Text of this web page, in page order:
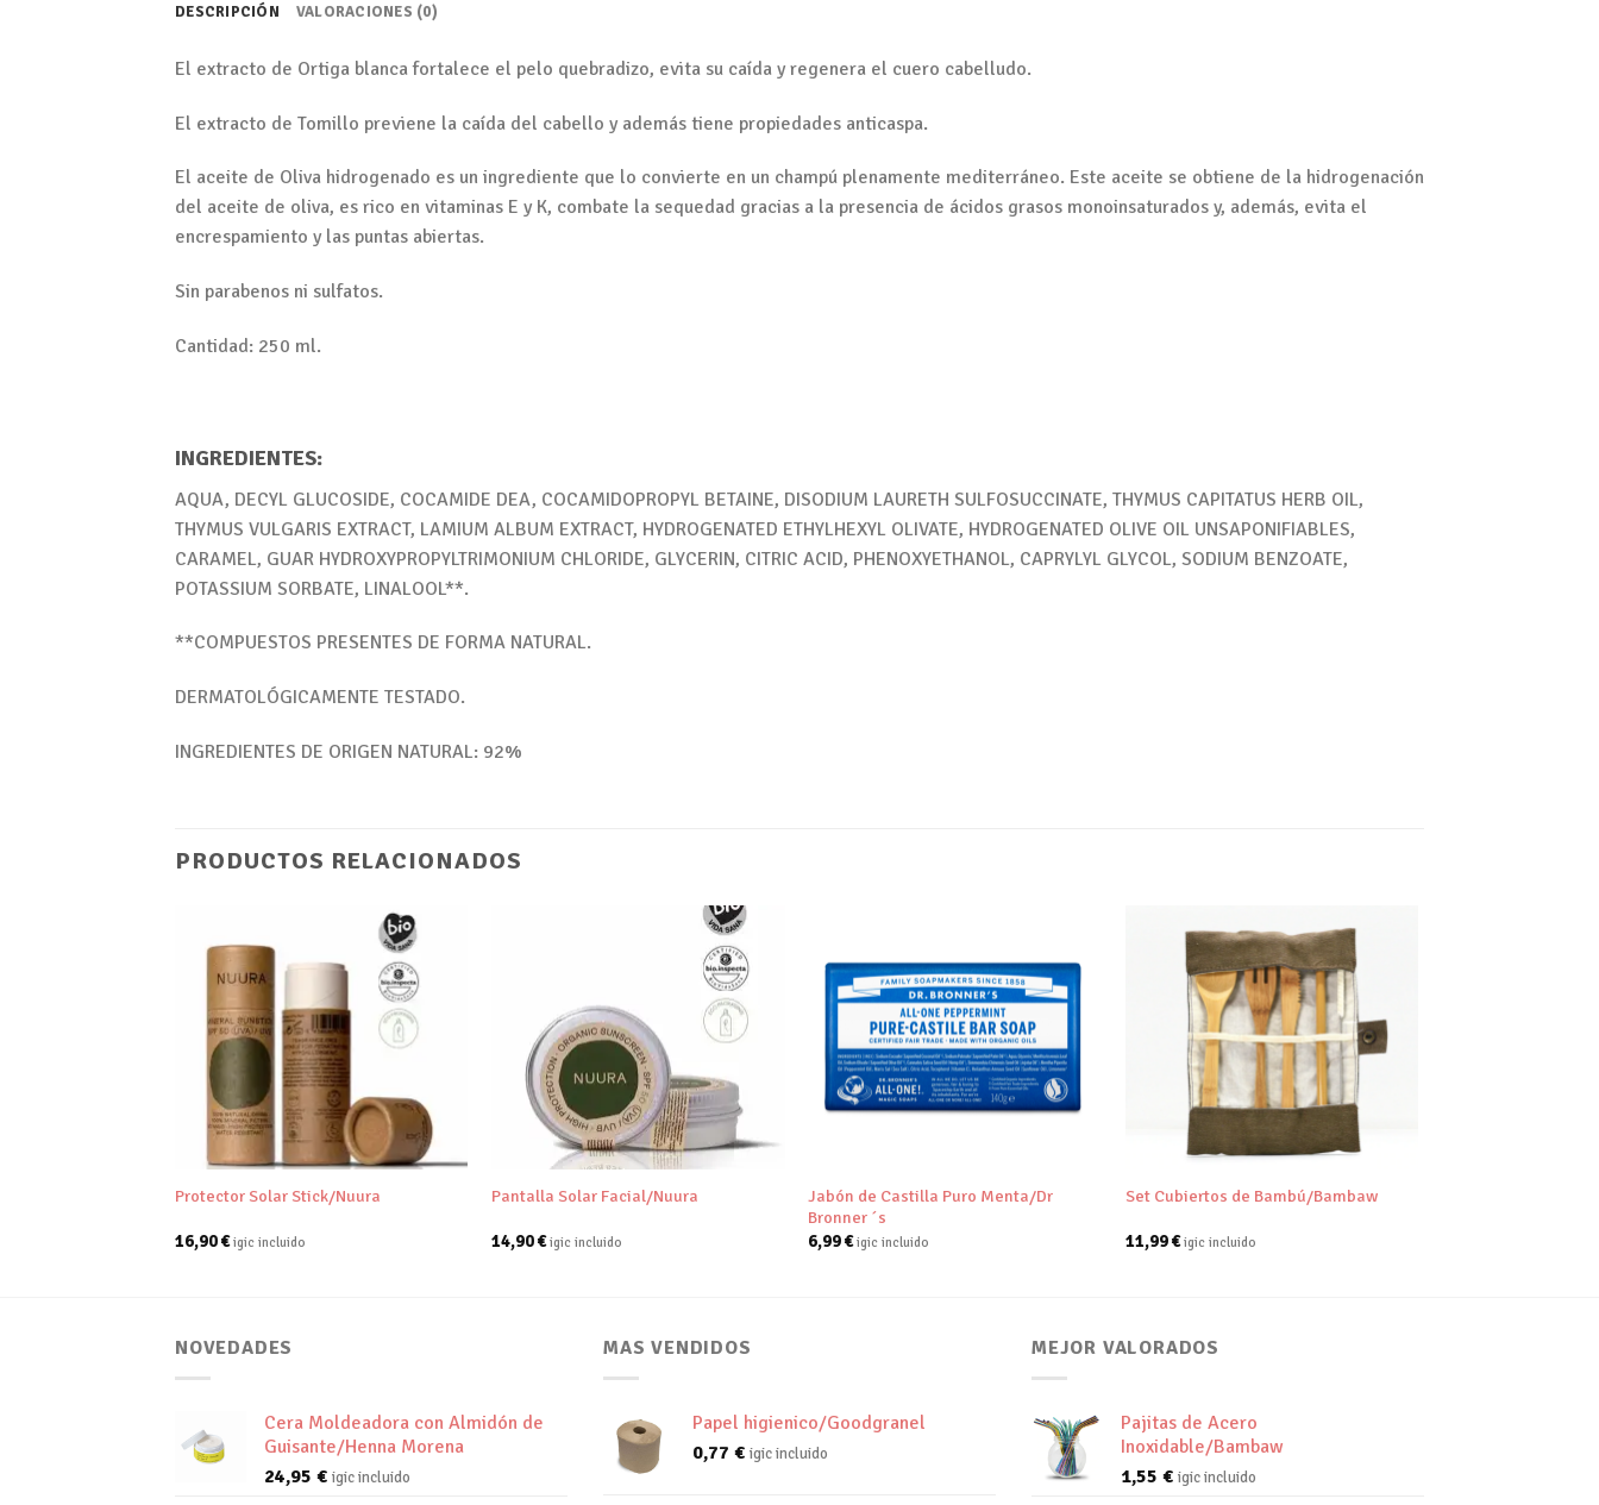
DESCRIPCIÓN VALORACIONES (0)
El extracto de Ortiga blanca fortalece el pelo quebradizo, evita su caída y regenera el cuero cabelludo.
El extracto de Tomillo previene la caída del cabello y además tiene propiedades anticaspa.
El aceite de Oliva hidrogenado es un ingrediente que lo convierte en un champú plenamente mediterráneo. Este aceite se obtiene de la hidrogenación
del aceite de oliva, es rico en vitaminas E y K, combate la sequedad gracias a la presencia de ácidos grasos monoinsaturados y, además, evita el
encrespamiento y las puntas abiertas.
Sin parabenos ni sulfatos.
Cantidad: 250 ml.
INGREDIENTES:
AQUA, DECYL GLUCOSIDE, COCAMIDE DEA, COCAMIDOPROPYL BETAINE, DISODIUM LAURETH SULFOSUCCINATE, THYMUS CAPITATUS HERB OIL,
THYMUS VULGARIS EXTRACT, LAMIUM ALBUM EXTRACT, HYDROGENATED ETHYLHEXYL OLIVATE, HYDROGENATED OLIVE OIL UNSAPONIFIABLES,
CARAMEL, GUAR HYDROXYPROPYLTRIMONIUM CHLORIDE, GLYCERIN, CITRIC ACID, PHENOXYETHANOL, CAPRYLYL GLYCOL, SODIUM BENZOATE,
POTASSIUM SORBATE, LINALOOL**.
**COMPUESTOS PRESENTES DE FORMA NATURAL.
DERMATOLÓGICAMENTE TESTADO.
INGREDIENTES DE ORIGEN NATURAL: 92%
PRODUCTOS RELACIONADOS
Añadir
lista de
Protector Solar Stick/Nuura
16,90€ igic incluido
Añadir
a tu
lista de
Pantalla Solar Facial/Nuura
14,90€ igic incluido
lista de
deseos
Jabón de Castilla Puro Menta/Dr
Bronner ´s
6,99€ igic incluido
a tu
lista de
Set Cubiertos de Bambú/Bambaw
11,99€ igic incluido
NOVEDADES
Cera Moldeadora con Almidón de
Guisante/Henna Morena
24,95 € igic incluido
MAS VENDIDOS
Papel higienico/Goodgranel
0,77 € igic incluido
MEJOR VALORADOS
Pajitas de Acero
Inoxidable/Bambaw
1,55 € igic incluido